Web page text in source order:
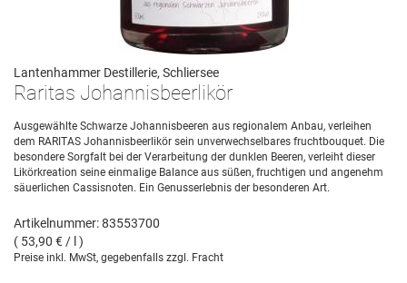
Lantenhammer Destillerie, Schliersee
Raritas Johannisbeerlikör
Ausgewählte Schwarze Johannisbeeren aus regionalem Anbau, verleihen
dem RARITAS Johannisbeerlikör sein unverwechselbares fruchtbouquet. Die
besondere Sorgfalt bei der Verarbeitung der dunklen Beeren, verleiht dieser
Likörkreation seine einmalige Balance aus süßen, fruchtigen und angenehm
säuerlichen Cassisnoten. Ein Genusserlebnis der besonderen Art.
Artikelnummer: 83553700
( 53,90 € / l )
Preise inkl. MwSt, gegebenfalls zzgl. Fracht